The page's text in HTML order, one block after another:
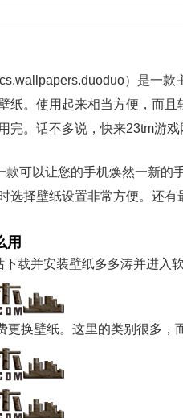
）是一
纸。使用起来相当方便，而
完。话不多说，快来23tm游戏
款可以让您的手机焕然一新的
选择壁纸设置非常方便。还
用
下载并安装壁纸多多涛并进入
更换壁纸。这里的类别很多，